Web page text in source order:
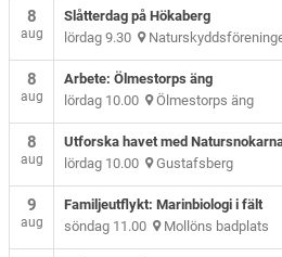
8
aug
Slåtterdag på Hökaberg
lördag 9.30
8
aug
Arbete: Ölmestorps äng
lördag 10.00 Ölmestorps äng
8
aug
Utforska havet med
lördag 10.00 Gustafsberg
9
aug
Familjeutflykt: Marinbiologi i fält
söndag 11.00 Mollöns badplats